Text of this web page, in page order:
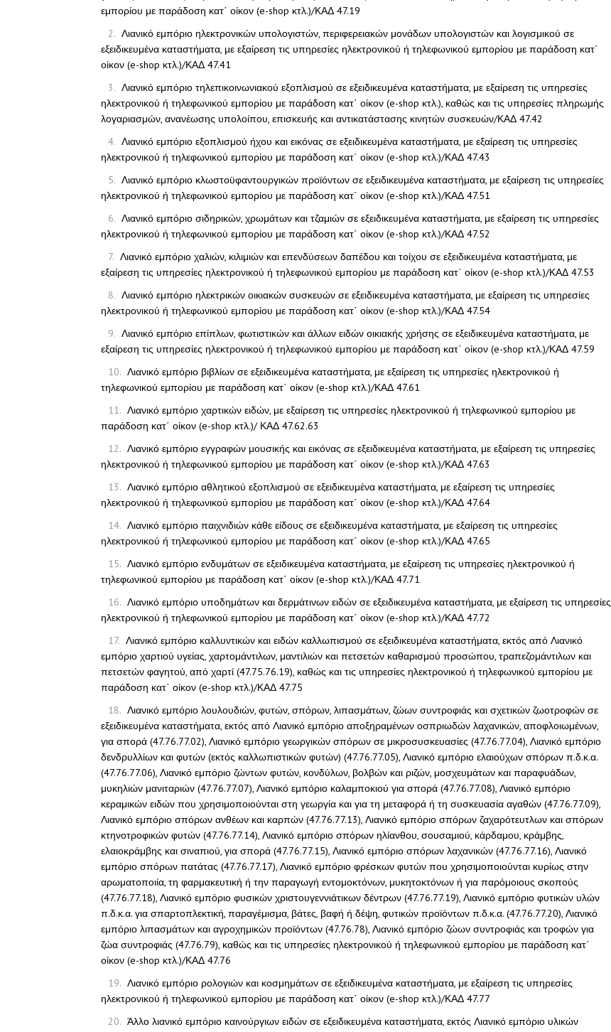
εμπορίου με παράδοση κατ΄ οίκον (e-shop κτλ.)/ΚΑΔ 47.19
Λιανικό εμπόριο ηλεκτρονικών υπολογιστών, περιφερειακών μονάδων υπολογιστών και λογισμικού σε
εξειδικευμένα καταστήματα, με εξαίρεση τις υπηρεσίες ηλεκτρονικού ή τηλεφωνικού εμπορίου με παράδοση κατ΄
οίκον (e-shop κτλ.)/ΚΑΔ 47.41
Λιανικό εμπόριο τηλεπικοινωνιακού εξοπλισμού σε εξειδικευμένα καταστήματα, με εξαίρεση τις υπηρεσίες
ηλεκτρονικού ή τηλεφωνικού εμπορίου με παράδοση κατ΄ οίκον (e-shop κτλ.), καθώς και τις υπηρεσίες πληρωμής
λογαριασμών, ανανέωσης υπολοίπου, επισκευής και αντικατάστασης κινητών συσκευών/ΚΑΔ 47.42
Λιανικό εμπόριο εξοπλισμού ήχου και εικόνας σε εξειδικευμένα καταστήματα, με εξαίρεση τις υπηρεσίες
ηλεκτρονικού ή τηλεφωνικού εμπορίου με παράδοση κατ΄ οίκον (e-shop κτλ.)/ΚΑΔ 47.43
Λιανικό εμπόριο κλωστοϋφαντουργικών προϊόντων σε εξειδικευμένα καταστήματα, με εξαίρεση τις υπηρεσίες
ηλεκτρονικού ή τηλεφωνικού εμπορίου με παράδοση κατ΄ οίκον (e-shop κτλ.)/ΚΑΔ 47.51
Λιανικό εμπόριο σιδηρικών, χρωμάτων και τζαμιών σε εξειδικευμένα καταστήματα, με εξαίρεση τις υπηρεσίες
ηλεκτρονικού ή τηλεφωνικού εμπορίου με παράδοση κατ΄ οίκον (e-shop κτλ.)/ΚΑΔ 47.52
Λιανικό εμπόριο χαλιών, κιλιμιών και επενδύσεων δαπέδου και τοίχου σε εξειδικευμένα καταστήματα, με
εξαίρεση τις υπηρεσίες ηλεκτρονικού ή τηλεφωνικού εμπορίου με παράδοση κατ΄ οίκον (e-shop κτλ.)/ΚΑΔ 47.53
Λιανικό εμπόριο ηλεκτρικών οικιακών συσκευών σε εξειδικευμένα καταστήματα, με εξαίρεση τις υπηρεσίες
ηλεκτρονικού ή τηλεφωνικού εμπορίου με παράδοση κατ΄ οίκον (e-shop κτλ.)/ΚΑΔ 47.54
Λιανικό εμπόριο επίπλων, φωτιστικών και άλλων ειδών οικιακής χρήσης σε εξειδικευμένα καταστήματα, με
εξαίρεση τις υπηρεσίες ηλεκτρονικού ή τηλεφωνικού εμπορίου με παράδοση κατ΄ οίκον (e-shop κτλ.)/ΚΑΔ 47.59
Λιανικό εμπόριο βιβλίων σε εξειδικευμένα καταστήματα, με εξαίρεση τις υπηρεσίες ηλεκτρονικού ή
τηλεφωνικού εμπορίου με παράδοση κατ΄ οίκον (e-shop κτλ.)/ΚΑΔ 47.61
Λιανικό εμπόριο χαρτικών ειδών, με εξαίρεση τις υπηρεσίες ηλεκτρονικού ή τηλεφωνικού εμπορίου με
παράδοση κατ΄ οίκον (e-shop κτλ.)/ ΚΑΔ 47.62.63
Λιανικό εμπόριο εγγραφών μουσικής και εικόνας σε εξειδικευμένα καταστήματα, με εξαίρεση τις υπηρεσίες
ηλεκτρονικού ή τηλεφωνικού εμπορίου με παράδοση κατ΄ οίκον (e-shop κτλ.)/ΚΑΔ 47.63
Λιανικό εμπόριο αθλητικού εξοπλισμού σε εξειδικευμένα καταστήματα, με εξαίρεση τις υπηρεσίες
ηλεκτρονικού ή τηλεφωνικού εμπορίου με παράδοση κατ΄ οίκον (e-shop κτλ.)/ΚΑΔ 47.64
Λιανικό εμπόριο παιχνιδιών κάθε είδους σε εξειδικευμένα καταστήματα, με εξαίρεση τις υπηρεσίες
ηλεκτρονικού ή τηλεφωνικού εμπορίου με παράδοση κατ΄ οίκον (e-shop κτλ.)/ΚΑΔ 47.65
Λιανικό εμπόριο ενδυμάτων σε εξειδικευμένα καταστήματα, με εξαίρεση τις υπηρεσίες ηλεκτρονικού ή
τηλεφωνικού εμπορίου με παράδοση κατ΄ οίκον (e-shop κτλ.)/ΚΑΔ 47.71
Λιανικό εμπόριο υποδημάτων και δερμάτινων ειδών σε εξειδικευμένα καταστήματα, με εξαίρεση τις υπηρεσίες
ηλεκτρονικού ή τηλεφωνικού εμπορίου με παράδοση κατ΄ οίκον (e-shop κτλ.)/ΚΑΔ 47.72
Λιανικό εμπόριο καλλυντικών και ειδών καλλωπισμού σε εξειδικευμένα καταστήματα, εκτός από Λιανικό
εμπόριο χαρτιού υγείας, χαρτομάντιλων, μαντιλιών και πετσετών καθαρισμού προσώπου, τραπεζομάντιλων και
πετσετών φαγητού, από χαρτί (47.75.76.19), καθώς και τις υπηρεσίες ηλεκτρονικού ή τηλεφωνικού εμπορίου με
παράδοση κατ΄ οίκον (e-shop κτλ.)/ΚΑΔ 47.75
Λιανικό εμπόριο λουλουδιών, φυτών, σπόρων, λιπασμάτων, ζώων συντροφιάς και σχετικών ζωοτροφών σε
εξειδικευμένα καταστήματα, εκτός από Λιανικό εμπόριο αποξηραμένων οσπριωδών λαχανικών, αποφλοιωμένων,
για σπορά (47.76.77.02), Λιανικό εμπόριο γεωργικών σπόρων σε μικροσυσκευασίες (47.76.77.04), Λιανικό εμπόριο
δενδρυλλίων και φυτών (εκτός καλλωπιστικών φυτών) (47.76.77.05), Λιανικό εμπόριο ελαιούχων σπόρων π.δ.κ.α.
(47.76.77.06), Λιανικό εμπόριο ζώντων φυτών, κονδύλων, βολβών και ριζών, μοσχευμάτων και παραφυάδων,
μυκηλιών μανιταριών (47.76.77.07), Λιανικό εμπόριο καλαμποκιού για σπορά (47.76.77.08), Λιανικό εμπόριο
κεραμικών ειδών που χρησιμοποιούνται στη γεωργία και για τη μεταφορά ή τη συσκευασία αγαθών (47.76.77.09),
Λιανικό εμπόριο σπόρων ανθέων και καρπών (47.76.77.13), Λιανικό εμπόριο σπόρων ζαχαρότευτλων και σπόρων
κτηνοτροφικών φυτών (47.76.77.14), Λιανικό εμπόριο σπόρων ηλίανθου, σουσαμιού, κάρδαμου, κράμβης,
ελαιοκράμβης και σιναπιού, για σπορά (47.76.77.15), Λιανικό εμπόριο σπόρων λαχανικών (47.76.77.16), Λιανικό
εμπόριο σπόρων πατάτας (47.76.77.17), Λιανικό εμπόριο φρέσκων φυτών που χρησιμοποιούνται κυρίως στην
αρωματοποιία, τη φαρμακευτική ή την παραγωγή εντομοκτόνων, μυκητοκτόνων ή για παρόμοιους σκοπούς
(47.76.77.18), Λιανικό εμπόριο φυσικών χριστουγεννιάτικων δέντρων (47.76.77.19), Λιανικό εμπόριο φυτικών υλών
π.δ.κ.α. για σπαρτοπλεκτική, παραγέμισμα, βάτες, βαφή ή δέψη, φυτικών προϊόντων π.δ.κ.α. (47.76.77.20), Λιανικό
εμπόριο λιπασμάτων και αγροχημικών προϊόντων (47.76.78), Λιανικό εμπόριο ζώων συντροφιάς και τροφών για
ζώα συντροφιάς (47.76.79), καθώς και τις υπηρεσίες ηλεκτρονικού ή τηλεφωνικού εμπορίου με παράδοση κατ΄
οίκον (e-shop κτλ.)/ΚΑΔ 47.76
Λιανικό εμπόριο ρολογιών και κοσμημάτων σε εξειδικευμένα καταστήματα, με εξαίρεση τις υπηρεσίες
ηλεκτρονικού ή τηλεφωνικού εμπορίου με παράδοση κατ΄ οίκον (e-shop κτλ.)/ΚΑΔ 47.77
Άλλο λιανικό εμπόριο καινούργιων ειδών σε εξειδικευμένα καταστήματα, εκτός Λιανικό εμπόριο υλικών